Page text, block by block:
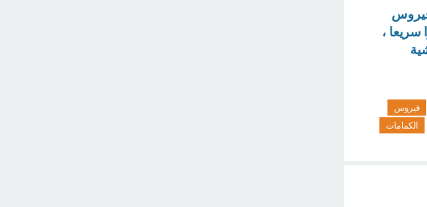
على (انتشار فيروس
سريعا ،
فيروس
الكمامات